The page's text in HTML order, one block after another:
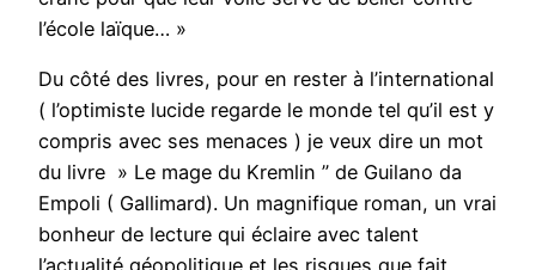
l’école laïque… »
Du côté des livres, pour en rester à l’international
( l’optimiste lucide regarde le monde tel qu’il est y
compris avec ses menaces ) je veux dire un mot
du livre » Le mage du Kremlin ” de Guilano da
Empoli ( Gallimard). Un magnifique roman, un vrai
bonheur de lecture qui éclaire avec talent